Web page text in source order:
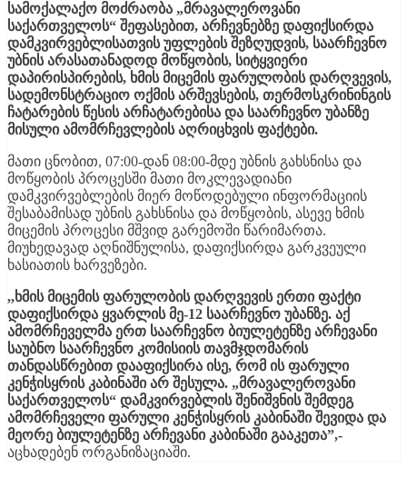
სამოქალაქო მოძრაობა „მრავალეროვანი
საქართველოს“ შეფასებით, არჩევნებზე დაფიქსირდა
დამკვირვებლისათვის უფლების შეზღუდვის, საარჩევნო
უბნის არასათანადოდ მოწყობის, სიტყვიერი
დაპირისპირების, ხმის მიცემის ფარულობის დარღვევის,
სადემონსტრაციო ოქმის არშევსების, თერმოსკრინინგის
ჩატარების წესის არჩატარებისა და საარჩევნო უბანზე
მისული ამომრჩევლების აღრიცხვის ფაქტები.
მათი ცნობით, 07:00-დან 08:00-მდე უბნის გახსნისა და
მოწყობის პროცესში მათი მოკლევადიანი
დამკვირვებლების მიერ მოწოდებული ინფორმაციის
შესაბამისად უბნის გახსნისა და მოწყობის, ასევე ხმის
მიცემის პროცესი მშვიდ გარემოში წარიმართა.
მიუხედავად აღნიშნულისა, დაფიქსირდა გარკვეული
ხასიათის ხარვეზები.
,,ხმის მიცემის ფარულობის დარღვევის ერთი ფაქტი
დაფიქსირდა ყვარლის მე-12 საარჩევნო უბანზე. აქ
ამომრჩეველმა ერთ საარჩევნო ბიულეტენზე არჩევანი
საუბნო საარჩევნო კომისიის თავმჯდომარის
თანდასწრებით დააფიქსირა ისე, რომ ის ფარული
კენჭისყრის კაბინაში არ შესულა. „მრავალეროვანი
საქართველოს“ დამკვირვებლის შენიშვნის შემდეგ
ამომრჩეველი ფარული კენჭისყრის კაბინაში შევიდა და
მეორე ბიულეტენზე არჩევანი კაბინაში გააკეთა”,-
აცხადებენ ორგანიზაციაში.